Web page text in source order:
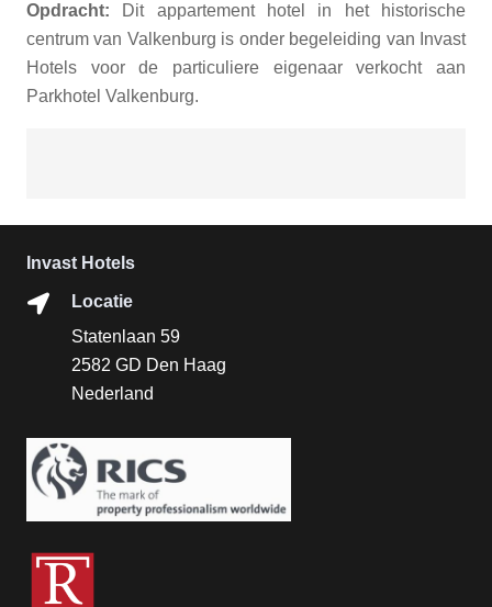
Opdracht: Dit appartement hotel in het historische
centrum van Valkenburg is onder begeleiding van Invast
Hotels voor de particuliere eigenaar verkocht aan
Parkhotel Valkenburg.
Invast Hotels
Locatie
Statenlaan 59
2582 GD Den Haag
Nederland